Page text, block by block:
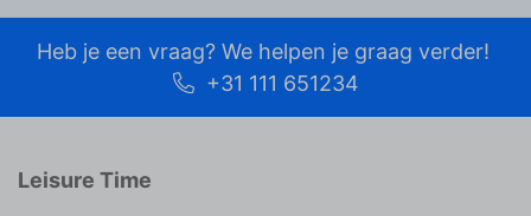
Heb je een vraag? We helpen je graag verder!
+31 111 651234
Leisure Time